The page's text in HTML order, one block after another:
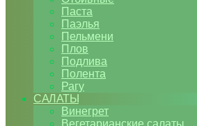
Паста
Паэлья
Пельмени
Плов
Подлива
Полента
Рагу
САЛАТЫ
Винегрет
Вегетарианские салаты